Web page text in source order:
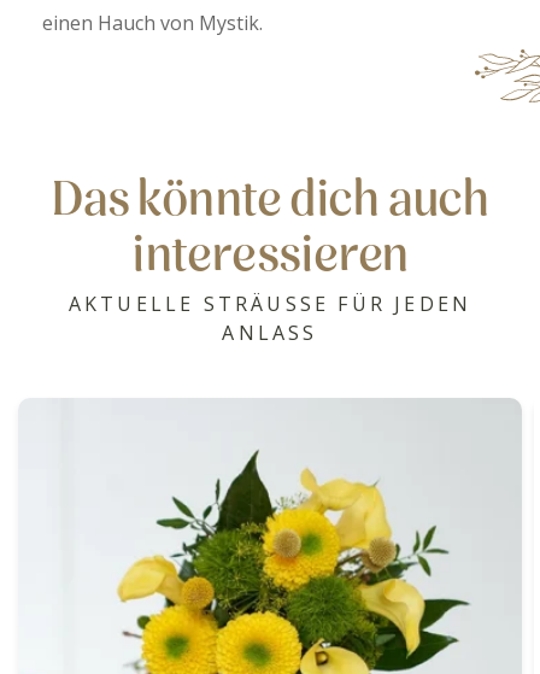
einen Hauch von Mystik.
Das könnte dich auch
interessieren
AKTUELLE STRÄUSSE FÜR JEDEN
ANLASS